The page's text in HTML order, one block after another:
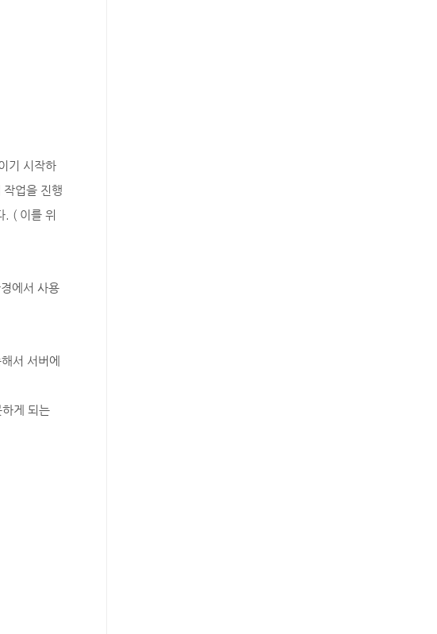
기 시작하
업을 진행
. ( 이를 위
에서 사용
서 서버에
게 되는